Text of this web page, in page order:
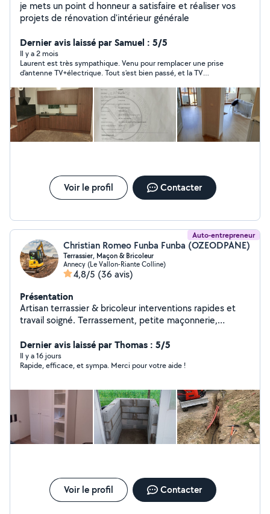
je mets un point d honneur a satisfaire et réaliser vos
projets de rénovation d'intérieur générale
Dernier avis laissé par Samuel : 5/5
Il y a 2 mois
Laurent est très sympathique. Venu pour remplacer une prise
d'antenne TV+électrique. Tout s'est bien passé, et la TV
avec de nombreux outils.
Voir le profil Contacter
Auto-entrepreneur
Christian Romeo Funba Funba (OZEODPANE)
Terrassier, Maçon & Bricoleur
Annecy (Le Vallon-Riante Colline)
4,8/5 (36 avis)
Présentation
Artisan terrassier & bricoleur interventions rapides et
travail soigné. Terrassement, petite maçonnerie,
bricolage divers. Sérieux, ponctuel et à l'écoute, je
propose des tarifs justes, des devis clairs et des
chantiers propres. Disponible rapidement, satisfaction
Dernier avis laissé par Thomas : 5/5
Il y a 16 jours
Rapide, efficace, et sympa. Merci pour votre aide !
Voir le profil Contacter